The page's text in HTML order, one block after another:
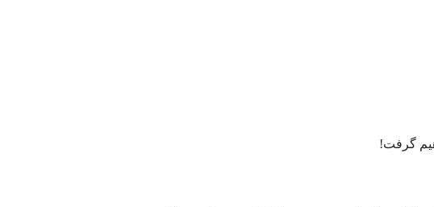
گرفت!